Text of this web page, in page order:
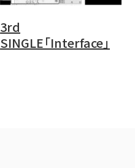
3rd
SINGLE「Interface」